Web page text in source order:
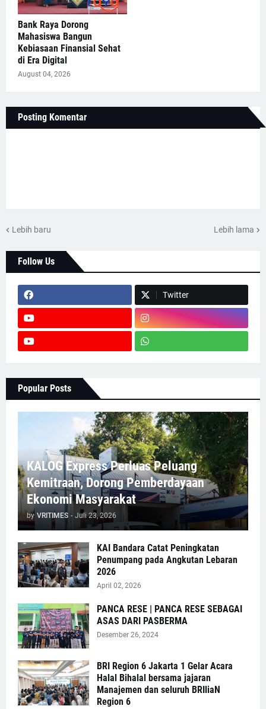
Bank Raya Dorong
Mahasiswa Bangun
Kebiasaan Finansial Sehat
di Era Digital
August 04, 2026
Posting Komentar
Lebih baru Lebih lama
Follow Us
Twitter
Popular Posts
KALOG Express Perluas Peluang
Kemitraan, Dorong Pemberdayaan
Ekonomi Masyarakat
by VRITIMES - Juli 23, 2026
KAI Bandara Catat Peningkatan
Penumpang pada Angkutan Lebaran
2026
April 02, 2026
PANCA RESE | PANCA RESE SEBAGAI
ASAS DARI PASBERMA
Desember 26, 2024
BRI Region 6 Jakarta 1 Gelar Acara
Halal Bihalal bersama jajaran
Manajemen dan seluruh BRIliaN
Region 6